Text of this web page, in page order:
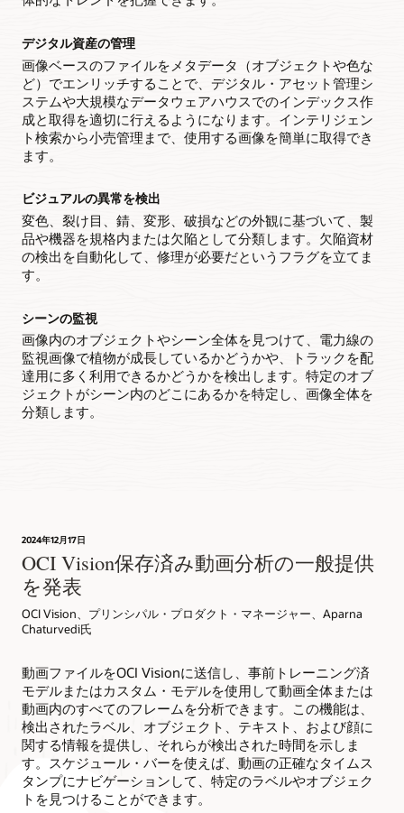
グ
済
モ
デ
ル
を
使
用
て
画
像
を
分
ま
す。
ユ
ー
ス
ケ
た
分
析
の
た
め
モ
デ
ル
を
カ
ス
タ
マ
デジタル資産の管理
画像ベースのファイルをメタデータ（オブジェクトや色な
ど）でエンリッチすることで、デジタル・アセット管理シ
ステムや大規模なデータウェアハウスでのインデックス作
成と取得を適切に行えるようになります。インテリジェン
ト検索から小売管理まで、使用する画像を簡単に取得でき
ます。
ビジュアルの異常を検出
変色、裂け目、錆、変形、破損などの外観に基づいて、製
品や機器を規格内または欠陥として分類します。欠陥資材
の検出を自動化して、修理が必要だというフラグを立てま
す。
シーンの監視
画像内のオブジェクトやシーン全体を見つけて、電力線の
監視画像で植物が成長しているかどうかや、トラックを配
達用に多く利用できるかどうかを検出します。特定のオブ
ジェクトがシーン内のどこにあるかを特定し、画像全体を
分類します。
2024年12月17日
OCI Vision保存済み動画分析の一般提供
を発表
OCI Vision、プリンシパル・プロダクト・マネージャー、Aparna
Chaturvedi氏
動画ファイルをOCI Visionに送信し、事前トレーニング済
モデルまたはカスタム・モデルを使用して動画全体または
動画内のすべてのフレームを分析できます。この機能は、
検出されたラベル、オブジェクト、テキスト、および顔に
関する情報を提供し、それらが検出された時間を示しま
す。スケジュール・バーを使えば、動画の正確なタイムス
タンプにナビゲーションして、特定のラベルやオブジェク
トを見つけることができます。